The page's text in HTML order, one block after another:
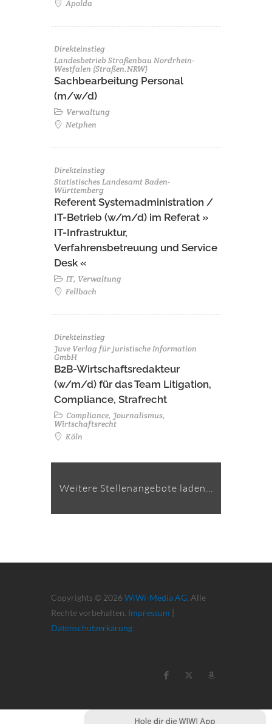
Apolda
Direkteinstieg
Landesbetrieb Straßenbau Nordrhein-
Westfalen (Straßen.NRW)
Sachbearbeitung Personal
(m/w/d)
Verwaltung
Netphen
Direkteinstieg
Statistisches Landesamt Baden-
Württemberg
Referent Systemadministration /
IT-Betrieb (w/m/d) im Referat »
IT-Infrastruktur,
Verfahrensbetreuung und Service
Desk «
IT, Verwaltung
Fellbach
Direkteinstieg
Juve Verlag für juristische Information
GmbH
B2B-Wirtschaftsredakteur
(w/m/d) für das Team Litigation,
Compliance, Strafrecht
Compliance, Journalismus,
Wirtschaftsrecht
Köln
Weitere Stellenangebote laden...
Copyrights © 2026 WiWi-Media AG. Alle
Rechte vorbehalten. Impressum |
Datenschutzerkärung